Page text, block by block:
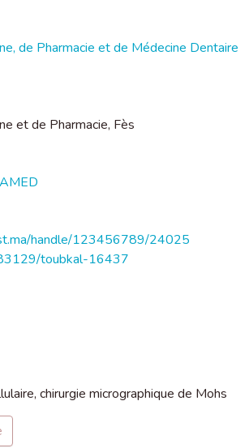
de Pharmacie et de Médecine Dentaire
et de Pharmacie, Fès
handle/123456789/24025
toubkal-16437
, chirurgie micrographique de Mohs